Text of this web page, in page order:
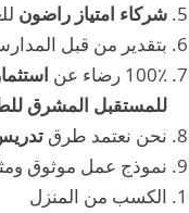
شركاء امتياز راضون
بتقدير من قبل المدارس
100٪ رضاء عن
للمستقبل المشرق
نحن نعتمد طرق
نموذج عمل موثوق
الكسب من المنزل